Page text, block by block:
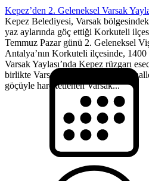
Kepez’den 2. Geleneksel Varsak
Kepez Belediyesi, Varsak
yaz aylarında göç ettiği Korkuteli
Temmuz Pazar günü 2. Geleneksel
Antalya’nın Korkuteli ilçesinde, 1400
Varsak Yaylası’nda Kepez rüzgarı
birlikte Varsak bölgesindeki 11
göçüyle hareketlenen Varsak...